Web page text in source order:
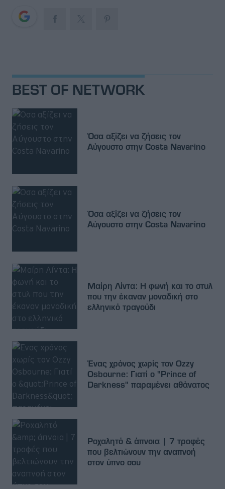
BEST OF NETWORK
Όσα αξίζει να ζήσεις τον
Αύγουστο στην Costa Navarino
Όσα αξίζει να ζήσεις τον
Αύγουστο στην Costa Navarino
Μαίρη Λίντα: Η φωνή και το στυλ
που την έκαναν μοναδική στο
ελληνικό τραγούδι
Ένας χρόνος χωρίς τον Ozzy
Osbourne: Γιατί ο "Prince of
Darkness" παραμένει αθάνατος
Ροχαλητό & άπνοια | 7 τροφές
που βελτιώνουν την αναπνοή
στον ύπνο σου